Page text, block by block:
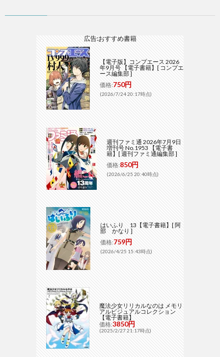
広告:おすすめ書籍
【電子版】コンプエース 2026
年9月号 【電子書籍】[ コンプエ
ース編集部 ]
価格:750円
(2026/7/24 20:17時点)
週刊ファミ通 2026年7月9日
増刊号 No.1953 【電子書
籍】[ 週刊ファミ通編集部 ]
価格:850円
(2026/6/25 20:40時点)
はいふり 13【電子書籍】[ 阿
部 かなり ]
価格:759円
(2026/4/25 15:43時点)
魔法少女リリカルなのは メモリ
アルビジュアルコレクション
【電子書籍】
価格:3850円
(2025/2/27 21:17時点)